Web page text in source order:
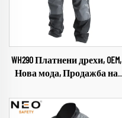
WH290 Платнени дрехи, OEM,
Нова мода, Продажба на
панталони с много
джобове, панталони с